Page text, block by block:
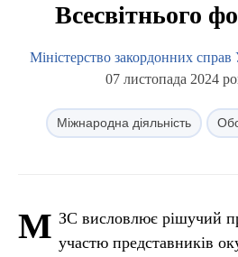
Всесвітнього
Міністерство закордонних справ
07 листопада 2024
Міжнародна діяльність
М ЗС висловлює рішучий
участю представників